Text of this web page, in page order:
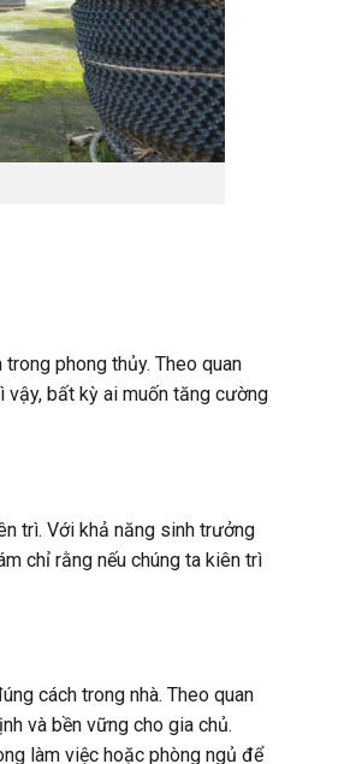
phong thủy. Theo quan
vậy, bất kỳ ai muốn tăng cường
trì. Với khả năng sinh trưởng
chỉ rằng nếu chúng ta kiên trì
cách trong nhà. Theo quan
và bền vững cho gia chủ.
làm việc hoặc phòng ngủ để